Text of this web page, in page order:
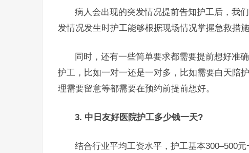
病人会出现的突发情况提前告知护工后，我
发情况发生时护工能够根据现场情况掌握急救措施
同时，还有一些简单要求都需要提前想好准
护工，比如一对一还是一对多，比如需要白天陪
理需要留意等都需要在预约前提前想好。
3. 中日友好医院护工多少钱一天?
结合行业平均工资水平，护工基本300–500